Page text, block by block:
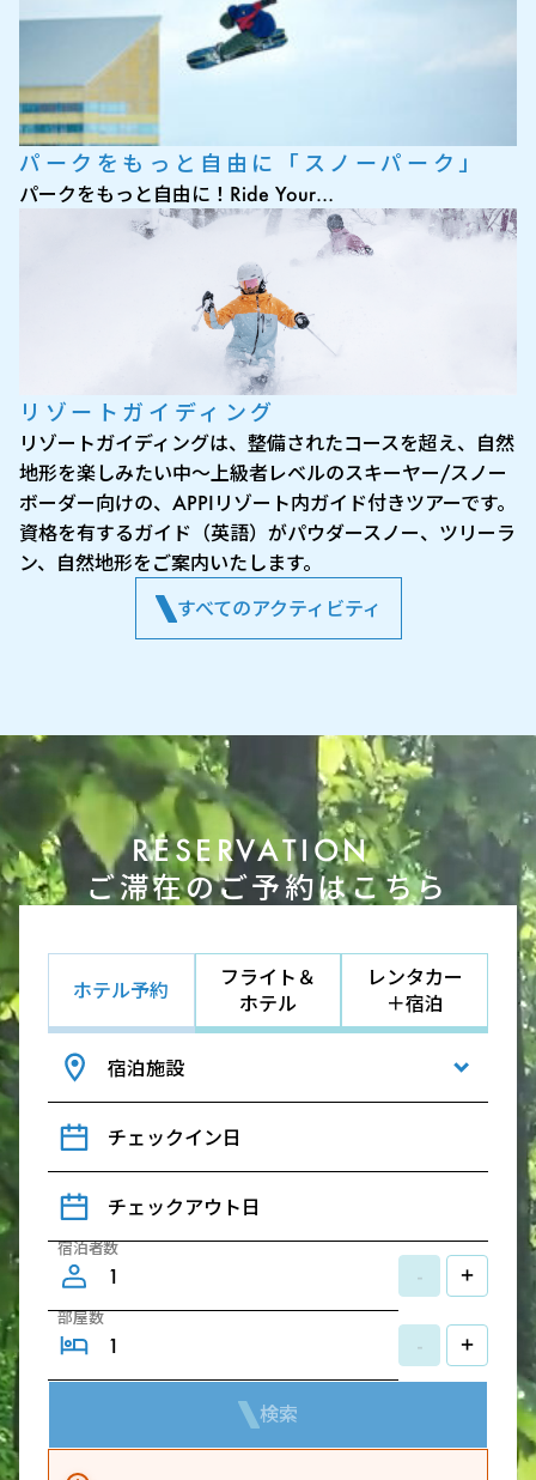
パークをもっと自由に「スノーパーク」
パークをもっと自由に！Ride Your…
リゾートガイディング
リゾートガイディングは、整備されたコースを超え、自然
地形を楽しみたい中〜上級者レベルのスキーヤー/スノー
ボーダー向けの、APPIリゾート内ガイド付きツアーです。
資格を有するガイド（英語）がパウダースノー、ツリーラ
ン、自然地形をご案内いたします。
すべてのアクティビティ
RESERVATION
ご滞在のご予約はこちら
ホテル予約
フライト＆
ホテル
レンタカー
＋宿泊
宿泊施設
チェックイン日
チェックアウト日
宿泊者数
- +
部屋数
- +
検索